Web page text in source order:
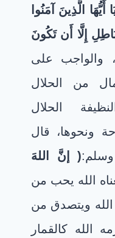
أَيُّهَا الَّذِينَ آمَنُوا
إِلَّا أَن تَكُونَ
والواجب على
من الحلال
الحلال
ونحوها، قال
(إنَّ اللهَ
الله يحب من
ويتصدق من
الله كالقمار